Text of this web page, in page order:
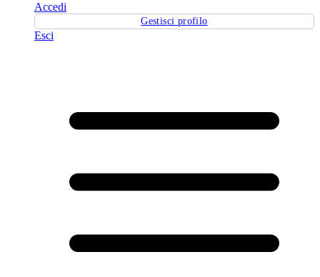
Accedi
Gestisci profilo
Esci